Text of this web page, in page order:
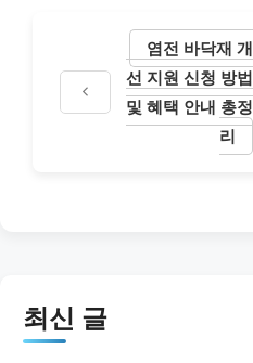
염전 바닥재 개
선 지원 신청 방법
및 혜택 안내 총정
리
최신 글